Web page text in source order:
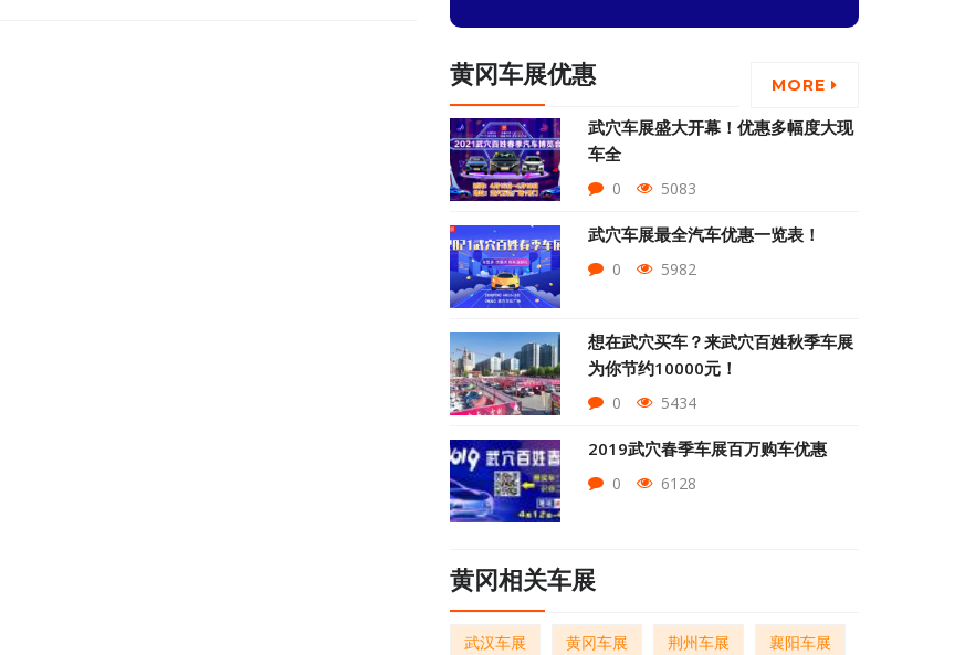
黄冈车展优惠 MORE
武穴车展盛大开幕！优惠多幅度大现
车全
0 5083
武穴车展最全汽车优惠一览表！
0 5982
想在武穴买车？来武穴百姓秋季车展
为你节约10000元！
0 5434
2019武穴春季车展百万购车优惠
0 6128
黄冈相关车展
武汉车展 黄冈车展 荆州车展 襄阳车展